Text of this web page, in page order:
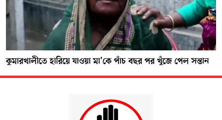
কুমারখালীতে হারিয়ে যাওয়া মা’কে পাঁচ বছর পর খুঁজে পেল সন্তান